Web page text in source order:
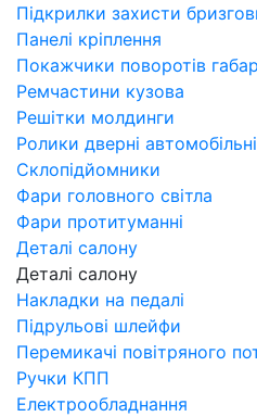
Підкрилки захисти
Панелі кріплення
Покажчики поворотів
Ремчастини кузова
Решітки молдинги
Ролики дверні автомобільні
Склопідйомники
Фари головного світла
Фари протитуманні
Деталі салону
Деталі салону
Накладки на педалі
Підрульові шлейфи
Перемикачі повітряного
Ручки КПП
Електрообладнання